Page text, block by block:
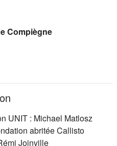
un nouvel onglet)
Compiègne
UNIT : Michael Matlosz
abritée Callisto
Joinville